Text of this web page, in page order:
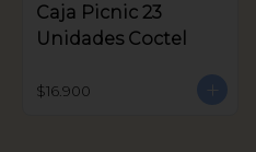
Caja Picnic 23
Unidades Coctel
$16.900